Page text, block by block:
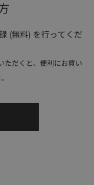
(無料) を行ってくだ
ただくと、便利にお買い